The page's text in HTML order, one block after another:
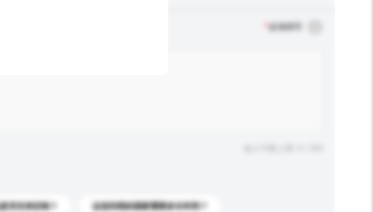
必须填写
否支持定制？ 运送到我的国家需要多长时间？